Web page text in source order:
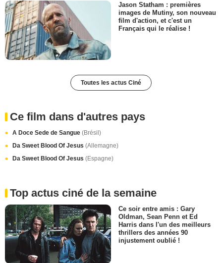
Jason Statham : premières
images de Mutiny, son nouveau
film d'action, et c'est un
Français qui le réalise !
Toutes les actus Ciné
Ce film dans d'autres pays
A Doce Sede de Sangue (Brésil)
Da Sweet Blood Of Jesus (Allemagne)
Da Sweet Blood Of Jesus (Espagne)
Top actus ciné de la semaine
Ce soir entre amis : Gary
Oldman, Sean Penn et Ed
Harris dans l'un des meilleurs
thrillers des années 90
injustement oublié !